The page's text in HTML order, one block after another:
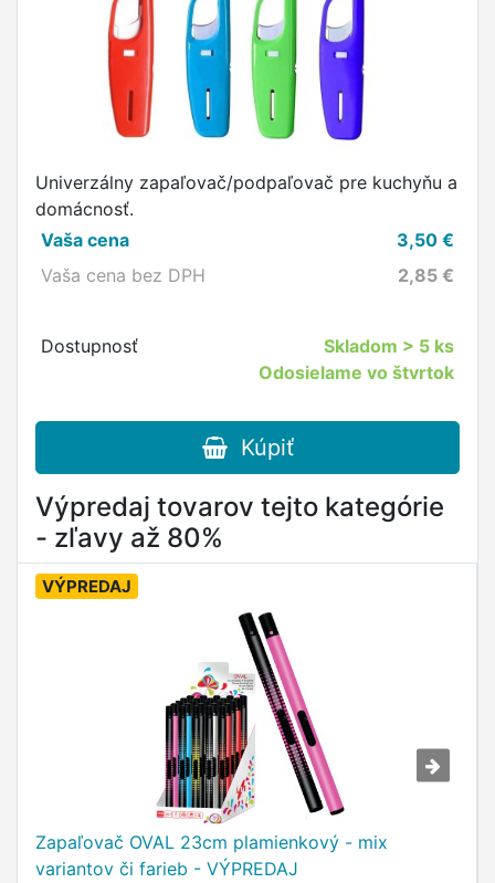
Univerzálny zapaľovač/podpaľovač pre kuchyňu a
domácnosť.
Vaša cena
3,50 €
Vaša cena bez DPH
2,85 €
Dostupnosť Skladom > 5 ks
Odosielame vo štvrtok
Kúpiť
Výpredaj tovarov tejto kategórie
- zľavy až 80%
VÝPREDAJ
Zapaľovač OVAL 23cm plamienkový - mix
variantov či farieb - VÝPREDAJ